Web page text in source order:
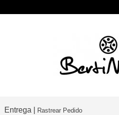
Entrega | Rastrear Pedido